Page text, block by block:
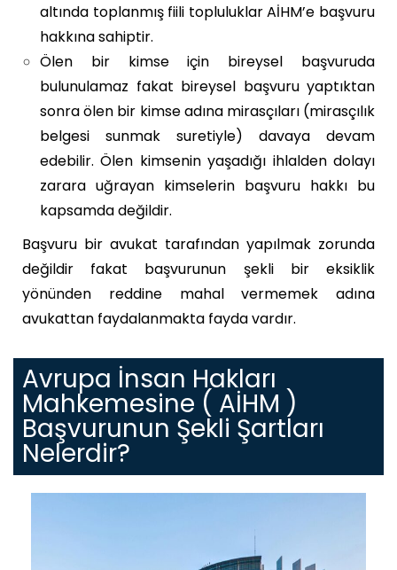
altında toplanmış fiili topluluklar AİHM’e başvuru
hakkına sahiptir.
Ölen bir kimse için bireysel başvuruda
bulunulamaz fakat bireysel başvuru yaptıktan
sonra ölen bir kimse adına mirasçıları (mirasçılık
belgesi sunmak suretiyle) davaya devam
edebilir. Ölen kimsenin yaşadığı ihlalden dolayı
zarara uğrayan kimselerin başvuru hakkı bu
kapsamda değildir.
Başvuru bir avukat tarafından yapılmak zorunda
değildir fakat başvurunun şekli bir eksiklik
yönünden reddine mahal vermemek adına
avukattan faydalanmakta fayda vardır.
Avrupa İnsan Hakları
Mahkemesine ( AİHM )
Başvurunun Şekli Şartları
Nelerdir?